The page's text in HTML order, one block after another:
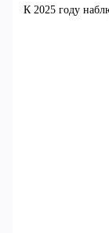
К 2025 году